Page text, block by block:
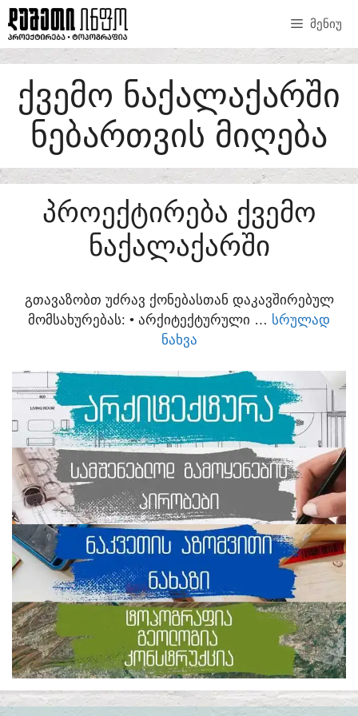
SKIP
TO
CONTENT
ᲛᲔᲜᲘᲣ
ᲥᲕᲔᲛᲝ ᲜᲐᲥᲐᲚᲐᲥᲐᲠᲨᲘ
ᲜᲔᲑᲐᲠᲗᲕᲘᲡ ᲛᲘᲦᲔᲑᲐ
ᲞᲠᲝᲔᲥᲢᲘᲠᲔᲑᲐ ᲥᲕᲔᲛᲝ
ᲜᲐᲥᲐᲚᲐᲥᲐᲠᲨᲘ
ᲒᲗᲐᲕᲐᲖᲝᲑᲗ ᲣᲫᲠᲐᲕ ᲥᲝᲜᲔᲑᲐᲡᲗᲐᲜ ᲓᲐᲙᲐᲕᲨᲘᲠᲔᲑᲣᲚ
ᲛᲝᲛᲡᲐᲮᲣᲠᲔᲑᲐᲡ:​ • ᲐᲠᲥᲘᲢᲔᲥᲢᲣᲠᲣᲚᲘ … ᲡᲠᲣᲚᲐᲓ
ᲜᲐᲮᲕᲐ